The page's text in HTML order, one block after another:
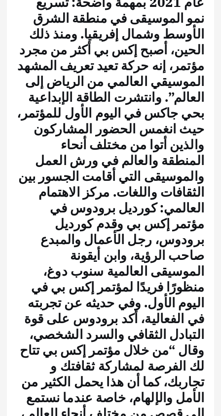
نمو الموسيقى في منطقة الشرق
الأوسط وشمال إفريقيا. ومنذ ذلك
الحين، أصبح إكس بي أكثر من مجرد
مؤتمر، إنه حركة تعيد تعريف المشهد
الموسيقي العالمي من الرياض إلى
العالم”. وانتشرت الطاقة الإبداعية
بحي جاكس في اليوم الأول للمؤتمر،
حيث انغمس الحضور المشاركون
والذين أتوا من مختلف أنحاء
المنطقة والعالم في ورش العمل
والموسيقى التي أقامت الجسور بين
الثقافات واللغات. مركز الاهتمام
العالمي: كورديل برودوس في
مؤتمر إكس بي وقدم كورديل
برودوس، رجل الأعمال والمبدع
صاحب الرؤية، وابن أيقونة
الموسيقى العالمية سنوب دوغ،
منظورًا فريدًا لمؤتمر إكس بي في
اليوم الأول. وفي حديثه عن تجربته
في الفعالية، أكد برودوس على قوة
التبادل الثقافي والسرد الشخصي،
وقال “من خلال مؤتمر إكس بي تتاح
لك الفرصة لمشاركة ثقافتك و
تجاربك، كما أن هذا يحمل الكثير من
الأمل والإلهام، خاصة عندما نستمع